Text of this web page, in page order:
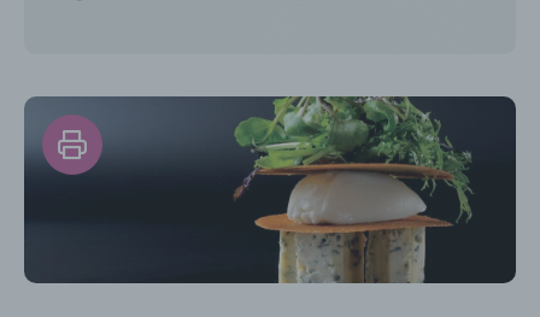
Imprimer